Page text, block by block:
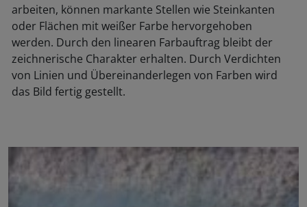
arbeiten, können markante Stellen wie Steinkanten
oder Flächen mit weißer Farbe hervorgehoben
werden. Durch den linearen Farbauftrag bleibt der
zeichnerische Charakter erhalten. Durch Verdichten
von Linien und Übereinanderlegen von Farben wird
das Bild fertig gestellt.